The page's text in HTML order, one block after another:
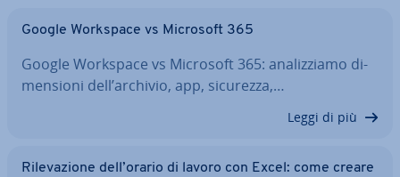
Google Workspace vs Microsoft 365
Google Workspace vs Microsoft 365: ana­liz­zia­mo di­
men­sio­ni dell’archivio, app, sicurezza,…
Leggi di più
Ri­le­va­zio­ne dell’orario di lavoro con Excel: come creare